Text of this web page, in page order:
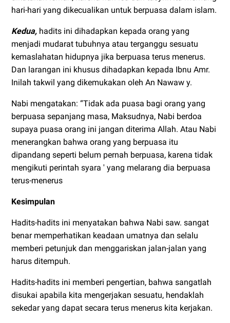
hari-hari yang dikecualikan untuk berpuasa dalam islam.
Kedua, hadits ini dihadapkan kepada orang yang
menjadi mudarat tubuhnya atau terganggu sesuatu
kemaslahatan hidupnya jika berpuasa terus menerus.
Dan larangan ini khusus dihadapkan kepada Ibnu Amr.
Inilah takwil yang dikemukakan oleh An Nawaw y.
Nabi mengatakan: “Tidak ada puasa bagi orang yang
berpuasa sepanjang masa, Maksudnya, Nabi berdoa
supaya puasa orang ini jangan diterima Allah. Atau Nabi
menerangkan bahwa orang yang berpuasa itu
dipandang seperti belum pernah berpuasa, karena tidak
mengikuti perintah syara ' yang melarang dia berpuasa
terus-menerus
Kesimpulan
Hadits-hadits ini menyatakan bahwa Nabi saw. sangat
benar memperhatikan keadaan umatnya dan selalu
memberi petunjuk dan menggariskan jalan-jalan yang
harus ditempuh.
Hadits-hadits ini memberi pengertian, bahwa sangatlah
disukai apabila kita mengerjakan sesuatu, hendaklah
sekedar yang dapat secara terus menerus kita kerjakan.